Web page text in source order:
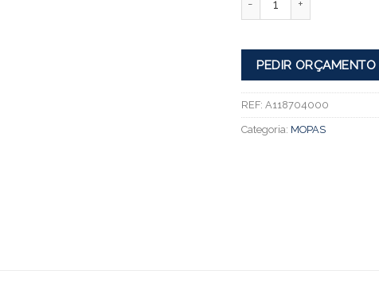
PEDIR ORÇAMENTO
REF: A118704000
Categoria: MOPAS